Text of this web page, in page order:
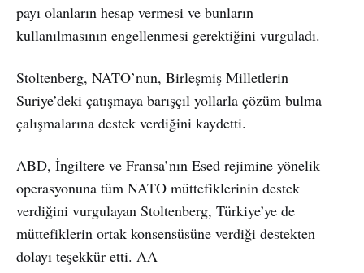
payı olanların hesap vermesi ve bunların
kullanılmasının engellenmesi gerektiğini vurguladı.
Stoltenberg, NATO’nun, Birleşmiş Milletlerin
Suriye’deki çatışmaya barışçıl yollarla çözüm bulma
çalışmalarına destek verdiğini kaydetti.
ABD, İngiltere ve Fransa’nın Esed rejimine yönelik
operasyonuna tüm NATO müttefiklerinin destek
verdiğini vurgulayan Stoltenberg, Türkiye’ye de
müttefiklerin ortak konsensüsüne verdiği destekten
dolayı teşekkür etti. AA